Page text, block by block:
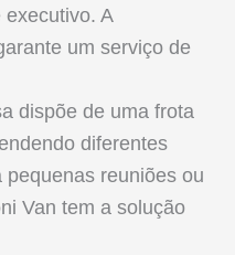
A
um serviço de
dispõe de uma frota
diferentes
reuniões ou
Van tem a solução